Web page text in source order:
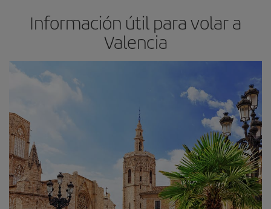
Información útil para volar a
Valencia